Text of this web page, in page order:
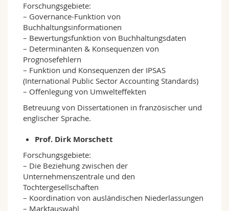
Forschungsgebiete:
– Governance-Funktion von
Buchhaltungsinformationen
– Bewertungsfunktion von Buchhaltungsdaten
– Determinanten & Konsequenzen von
Prognosefehlern
– Funktion und Konsequenzen der IPSAS
(International Public Sector Accounting Standards)
– Offenlegung von Umwelteffekten
Betreuung von Dissertationen in französischer und
englischer Sprache.
Prof. Dirk Morschett
Forschungsgebiete:
– Die Beziehung zwischen der
Unternehmenszentrale und den
Tochtergesellschaften
– Koordination von ausländischen Niederlassungen
– Marktauswahl